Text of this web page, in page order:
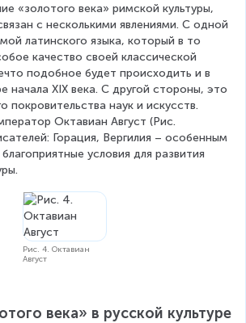
«золотого века» римской культуры,
с несколькими явлениями. С одной
латинского языка, который в то
качество своей классической
подобное будет происходить и в
начала XIX века. С другой стороны, это
покровительства наук и искусств.
Октавиан Август (Рис.
Горация, Вергилия – особенным
условия для развития
Рис. 4. Октавиан
Август
века» в русской культуре